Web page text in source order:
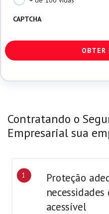
CAPTCHA
Contratando o
Empresarial sua
1 Proteção
acessível